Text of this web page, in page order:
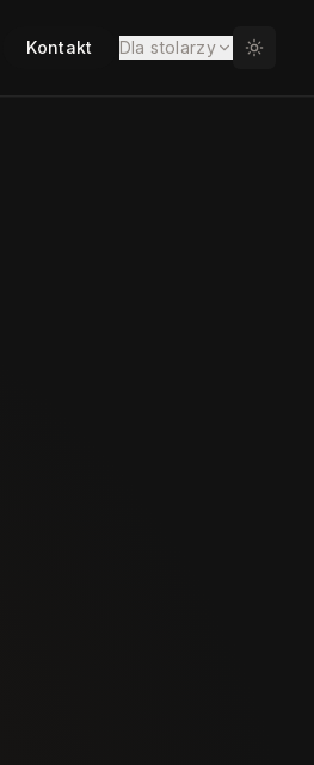
Kontakt Dla stolarzy